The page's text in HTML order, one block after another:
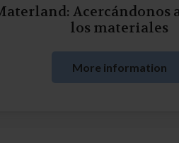
los materiales
More information